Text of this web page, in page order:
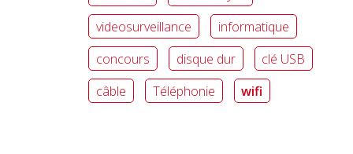
videosurveillance
informatique
concours
disque dur
clé USB
câble
Téléphonie wifi